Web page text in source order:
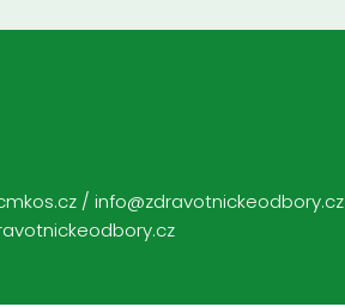
/ info@zdravotnickeodbory.cz